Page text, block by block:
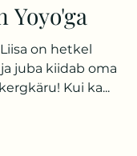
Yoyo'ga
on hetkel
juba kiidab oma
Kui ka...